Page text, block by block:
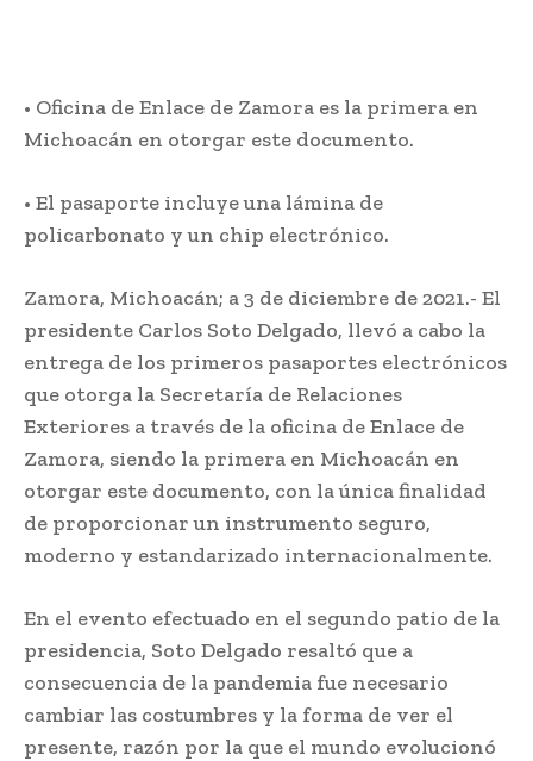
• Oficina de Enlace de Zamora es la primera en
Michoacán en otorgar este documento.
• El pasaporte incluye una lámina de
policarbonato y un chip electrónico.
Zamora, Michoacán; a 3 de diciembre de 2021.- El
presidente Carlos Soto Delgado, llevó a cabo la
entrega de los primeros pasaportes electrónicos
que otorga la Secretaría de Relaciones
Exteriores a través de la oficina de Enlace de
Zamora, siendo la primera en Michoacán en
otorgar este documento, con la única finalidad
de proporcionar un instrumento seguro,
moderno y estandarizado internacionalmente.
En el evento efectuado en el segundo patio de la
presidencia, Soto Delgado resaltó que a
consecuencia de la pandemia fue necesario
cambiar las costumbres y la forma de ver el
presente, razón por la que el mundo evolucionó